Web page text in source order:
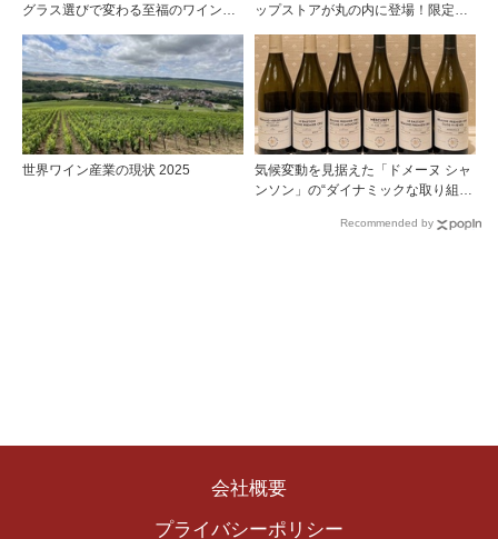
グラス選びで変わる至福のワイン時
ップストアが丸の内に登場！限定キ
世界ワイン産業の現状 2025
気候変動を見据えた「ドメーヌ シャ
ンソン」の“ダイナミックな取り組
Recommended by
会社概要
プライバシーポリシー